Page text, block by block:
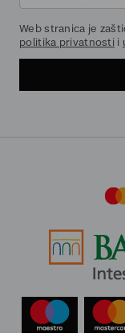
Web stranica je
politika privatnosti i